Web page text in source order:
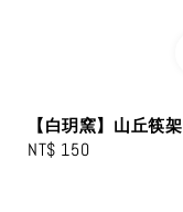
【白玥窯】山丘筷架
Regular
NT$ 150